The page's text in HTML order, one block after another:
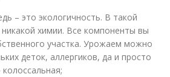
– это экологичность. В такой
химии. Все компоненты вы
участка. Урожаем можно
деток, аллергиков, да и просто